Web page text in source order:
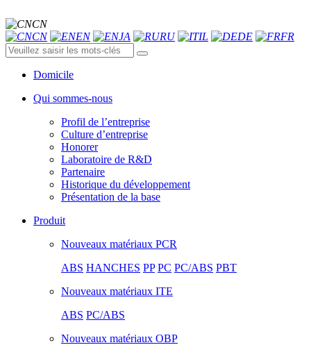
CN
CN
EN JA RU IL DE FR
Domicile
Qui sommes-nous
Profil de l’entreprise
Culture d’entreprise
Honorer
Laboratoire de R&D
Partenaire
Historique du développement
Présentation de la base
Produit
Nouveaux matériaux PCR
ABS HANCHES PP PC PC/ABS PBT
Nouveaux matériaux ITE
ABS PC/ABS
Nouveaux matériaux OBP